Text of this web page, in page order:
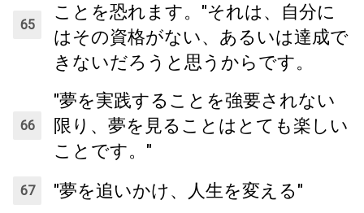
ことを恐れます。"それは、自分に
はその資格がない、あるいは達成で
きないだろうと思うからです。
"夢を実践することを強要されない
限り、夢を見ることはとても楽しい
ことです。"
"夢を追いかけ、人生を変える"